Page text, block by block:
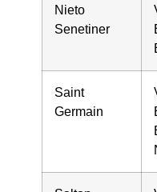
Nieto
Senetiner
Saint
Germain